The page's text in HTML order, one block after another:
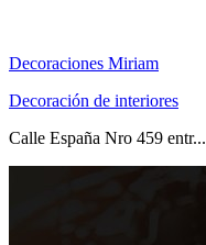
Decoraciones Miriam
Decoración de interiores
Calle España Nro 459 entr...